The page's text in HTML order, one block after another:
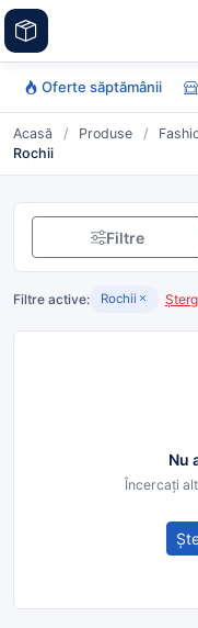
Oferte săptămânii
Acasă / Produse /
Rochii
Filtre
Filtre active: Rochii
Nu
Încercați